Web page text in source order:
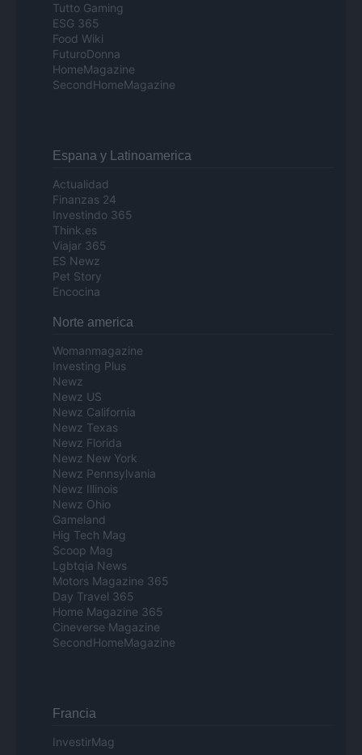
Tutto Gaming
ESG 365
Food Wiki
FuturoDonna
HomeMagazine
SecondHomeMagazine
Espana y Latinoamerica
Actualidad
Finanzas 24
Investindo 365
Think.es
Viajar 365
ES Newz
Pet Story
Encocina
Norte america
Womanmagazine
Investing Plus
Newz
Newz US
Newz California
Newz Texas
Newz Florida
Newz New York
Newz Pennsylvania
Newz Illinois
Newz Ohio
Gameland
Hig Tech Mag
Scoop Mag
Lgbtqia News
Motors Magazine 365
Day Travel 365
Home Magazine 365
Cineverse Magazine
SecondHomeMagazine
Francia
InvestirMag